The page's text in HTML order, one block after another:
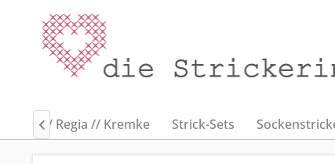
// Regia // Kremke Strick-Sets
